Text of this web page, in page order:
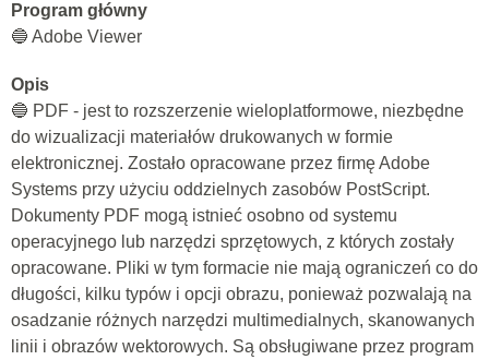
Program główny
🔵 Adobe Viewer
Opis
🔵 PDF - jest to rozszerzenie wieloplatformowe, niezbędne
do wizualizacji materiałów drukowanych w formie
elektronicznej. Zostało opracowane przez firmę Adobe
Systems przy użyciu oddzielnych zasobów PostScript.
Dokumenty PDF mogą istnieć osobno od systemu
operacyjnego lub narzędzi sprzętowych, z których zostały
opracowane. Pliki w tym formacie nie mają ograniczeń co do
długości, kilku typów i opcji obrazu, ponieważ pozwalają na
osadzanie różnych narzędzi multimedialnych, skanowanych
linii i obrazów wektorowych. Są obsługiwane przez program